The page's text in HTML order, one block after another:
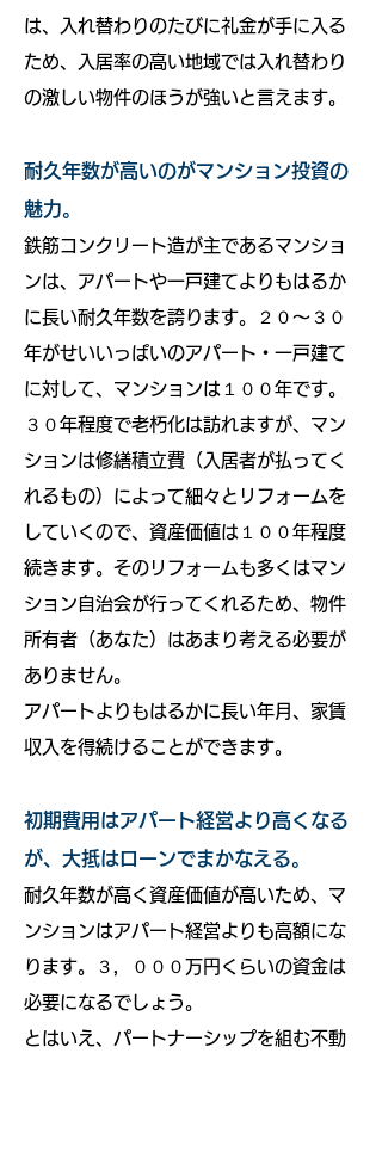
は、入れ替わりのたびに礼金が手に入る
ため、入居率の高い地域では入れ替わり
の激しい物件のほうが強いと言えます。
耐久年数が高いのがマンション投資の
魅力。
鉄筋コンクリート造が主であるマンショ
ンは、アパートや一戸建てよりもはるか
に長い耐久年数を誇ります。２０～３０
年がせいいっぱいのアパート・一戸建て
に対して、マンションは１００年です。
３０年程度で老朽化は訪れますが、マン
ションは修繕積立費（入居者が払ってく
れるもの）によって細々とリフォームを
していくので、資産価値は１００年程度
続きます。そのリフォームも多くはマン
ション自治会が行ってくれるため、物件
所有者（あなた）はあまり考える必要が
ありません。
アパートよりもはるかに長い年月、家賃
収入を得続けることができます。
初期費用はアパート経営より高くなる
が、大抵はローンでまかなえる。
耐久年数が高く資産価値が高いため、マ
ンションはアパート経営よりも高額にな
ります。３，０００万円くらいの資金は
必要になるでしょう。
とはいえ、パートナーシップを組む不動